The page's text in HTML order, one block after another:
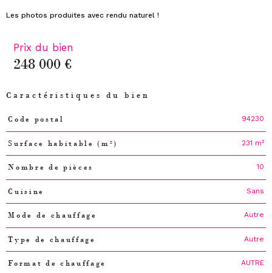
Prix du bien
248 000 €
Caractéristiques du bien
Caractéristiques
Code postal 94230
Surface habitable (m²) 231 m²
Nombre de pièces 10
Cuisine Sans
Mode de chauffage Autre
Type de chauffage Autre
Format de chauffage AUTRE